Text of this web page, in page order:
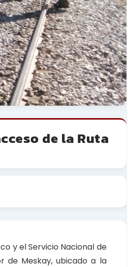
de la Ruta
y el Servicio Nacional de
de Meskay, ubicado a la